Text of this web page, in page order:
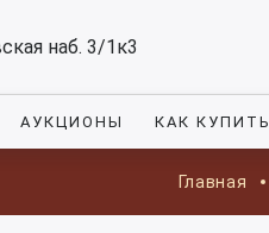
наб. 3/1к3
АУКЦИОНЫ КАК КУПИТЬ
Главная